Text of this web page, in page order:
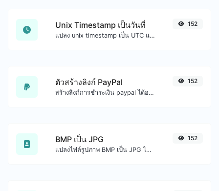
Unix Timestamp เป็นวันที่
แปลง unix timestamp เป็น UTC และวันที่ท้องถิ่นของคุณ
152
ตัวสร้างลิงก์ PayPal
สร้างลิงก์การชำระเงิน paypal ได้อย่างง่ายดาย
152
BMP เป็น JPG
แปลงไฟล์รูปภาพ BMP เป็น JPG ได้อย่างง่ายดาย
152